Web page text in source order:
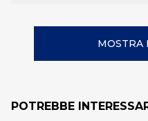
MOSTRA
POTREBBE